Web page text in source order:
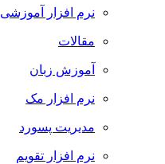
نرم افزار آموزشی
مقالات
آموزش زبان
نرم افزار مک
مدیریت پسورد
نرم افزار تقویم